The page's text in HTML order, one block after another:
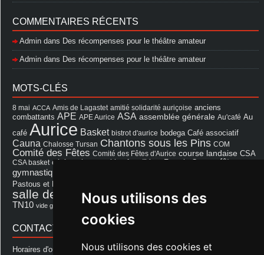
Nous utilisons des
cookies
Nous utilisons des cookies et
COMMENTAIRES RÉCENTS
Admin dans Des récompenses pour le théâtre amateur
Admin dans Des récompenses pour le théâtre amateur
MOTS-CLÉS
8 mai ACCA Amis de Lagastet amitié solidarité auriçoise anciens
combattants APE APE Aurice ASA assemblée générale Au'café Au
café Aurice Basket bistrot d'aurice bodega Café associatif
Cauna Chalosse Tursan Chantons sous les Pins COM
Comité des Fêtes Comité des Fêtes d'Aurice course landaise CSA
CSA basket cérémonie exposition Francis Cazaux
fêtes
gymnastique volontaire
Pastous et Pastourettes
salle des fêtes salle des fêtes d'aurice Souprosse
TN10 vide grenier Voeux école
CONTACT MAIRIE
Horaires d'ouverture de la Mairie: